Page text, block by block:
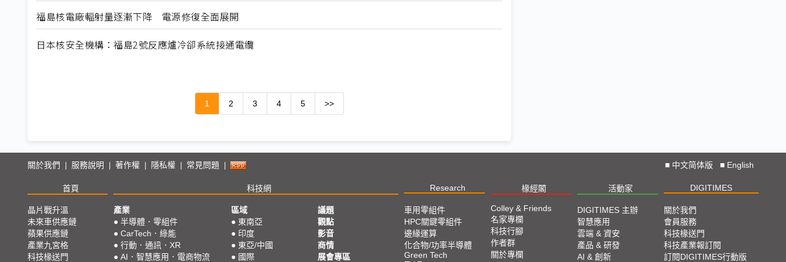
福島核電廠輻射量逐漸下降 電源修復全面展開
日本核安全機構：福島2號反應爐冷卻系統接通電纜
1 2 3 4 5 >>
關於我們 服務說明 著作權 隱私權 常見問題 ■ 中文简体版 ■ English
首頁 科技網 Research 椽經閣 活動家 DIGITIMES
晶片戰升溫
未來車供應鏈
蘋果供應鏈
產業九宮格
科技椽送門
產業
● 半導體．零組件
● CarTech．綠能
● 行動．通訊．XR
● AI．智慧應用．電商物流
區域
● 東南亞
● 印度
● 東亞/中國
● 國際
議題
觀點
影音
商情
展會專區
車用零組件
HPC關鍵零組件
邊緣運算
化合物/功率半導體
Green Tech
Colley & Friends
名家專欄
科技行腳
作者群
關於專欄
DIGITIMES 主辦
智慧應用
雲端 & 資安
產品 & 研發
AI & 創新
關於我們
會員服務
科技椽送門
科技產業報訂閱
訂閱DIGITIMES行動版